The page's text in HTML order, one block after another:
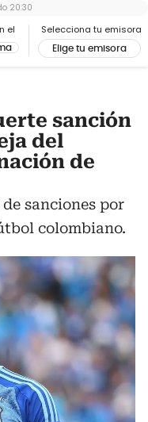
el Selecciona tu emisora
Elige tu emisora
20:30
sanción
del
de
sanciones por
colombiano.